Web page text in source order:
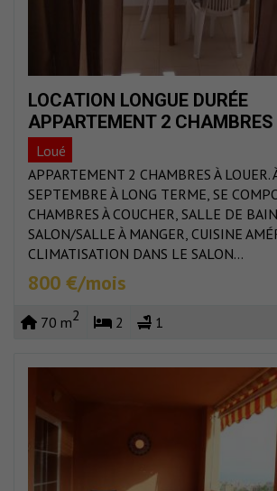
LOCATION LONGUE DURÉE
APPARTEMENT 2 CHAMBRES
Loué
APPARTEMENT 2 CHAMBRES À LOUER.
SEPTEMBRE À LONG TERME, SE
CHAMBRES À COUCHER, SALLE DE
SALON/SALLE À MANGER, CUISINE
CLIMATISATION DANS LE SALON...
800 €/mois
70 m2 2 1